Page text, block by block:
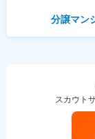
分譲マン
スカウト